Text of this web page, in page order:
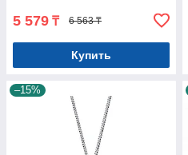
5 579 ₸ 6 563 ₸
Купить
–15%